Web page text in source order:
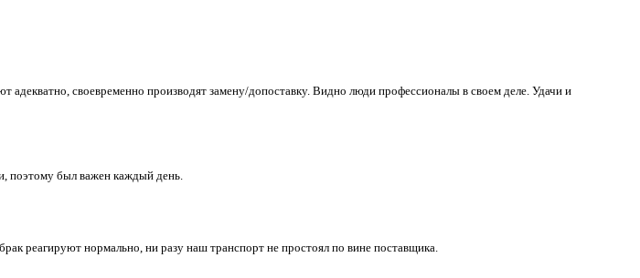
адекватно, своевременно производят замену/допоставку. Видно люди профессионалы в своем деле. Удачи и
поэтому был важен каждый день.
реагируют нормально, ни разу наш транспорт не простоял по вине поставщика.